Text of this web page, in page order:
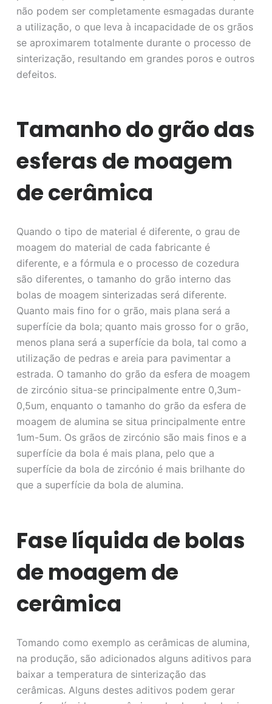
não podem ser completamente esmagadas durante
a utilização, o que leva à incapacidade de os grãos
se aproximarem totalmente durante o processo de
sinterização, resultando em grandes poros e outros
defeitos.
Tamanho do grão das
esferas de moagem
de cerâmica
Quando o tipo de material é diferente, o grau de
moagem do material de cada fabricante é
diferente, e a fórmula e o processo de cozedura
são diferentes, o tamanho do grão interno das
bolas de moagem sinterizadas será diferente.
Quanto mais fino for o grão, mais plana será a
superfície da bola; quanto mais grosso for o grão,
menos plana será a superfície da bola, tal como a
utilização de pedras e areia para pavimentar a
estrada. O tamanho do grão da esfera de moagem
de zircónio situa-se principalmente entre 0,3um-
0,5um, enquanto o tamanho do grão da esfera de
moagem de alumina se situa principalmente entre
1um-5um. Os grãos de zircónio são mais finos e a
superfície da bola é mais plana, pelo que a
superfície da bola de zircónio é mais brilhante do
que a superfície da bola de alumina.
Fase líquida de bolas
de moagem de
cerâmica
Tomando como exemplo as cerâmicas de alumina,
na produção, são adicionados alguns aditivos para
baixar a temperatura de sinterização das
cerâmicas. Alguns destes aditivos podem gerar